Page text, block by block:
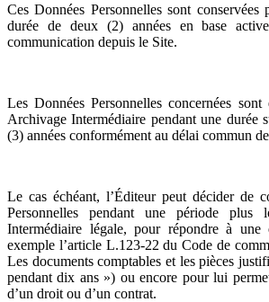
Ces Données Personnelles sont conservées
durée de deux (2) années en base
communication depuis le Site.
Les Données Personnelles concernées sont
Archivage Intermédiaire pendant une durée
(3) années conformément au délai commun
Le cas échéant, l’Éditeur peut décider de
Personnelles pendant une période plus
Intermédiaire légale, pour répondre à une
exemple l’article L.123-22 du Code de
Les documents comptables et les pièces
pendant dix ans ») ou encore pour lui
d’un droit ou d’un contrat.